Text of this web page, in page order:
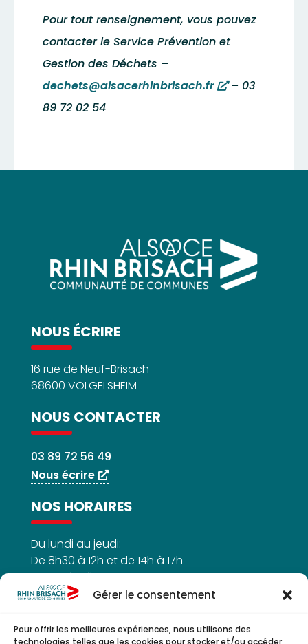
Gérer le consentement
Pour offrir les meilleures expériences, nous utilisons des
technologies telles que les cookies pour stocker et/ou accéder
Pour tout renseignement, vous pouvez
contacter le Service Prévention et
Gestion des Déchets –
dechets@alsacerhinbrisach.fr
– 03
89 72 02 54
NOUS ÉCRIRE
16 rue de Neuf-Brisach
68600 VOLGELSHEIM
NOUS CONTACTER
03 89 72 56 49
Nous écrire
NOS HORAIRES
Du lundi au jeudi:
De 8h30 à 12h et de 14h à 17h
Le vendredi :
De 8h30h à 12h